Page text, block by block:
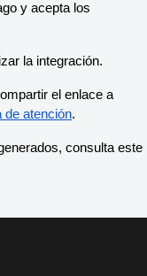
y acepta los
la integración.
el enlace a
de atención.
consulta este